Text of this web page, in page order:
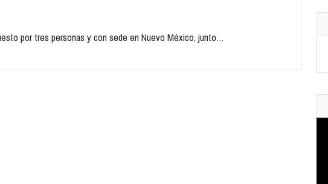
por tres personas y con sede en Nuevo México, junto…